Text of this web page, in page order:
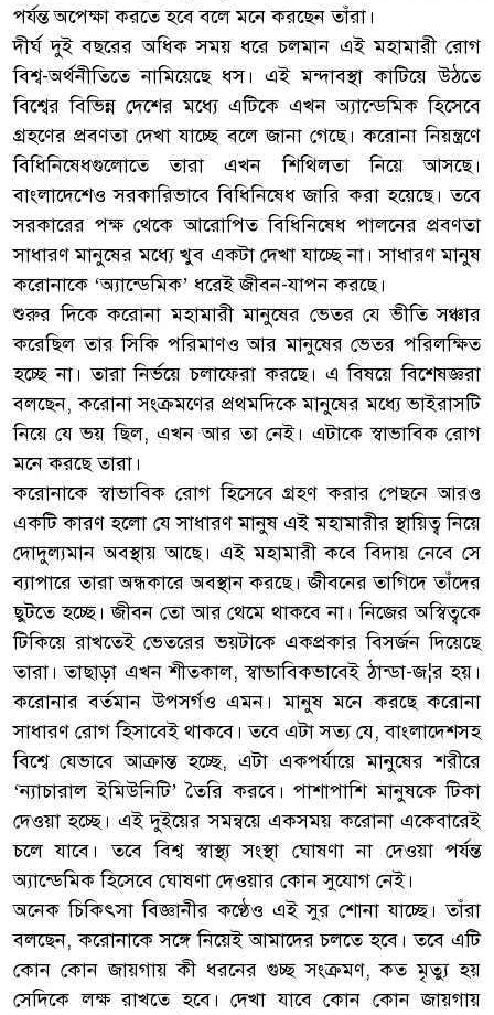
পর্যন্ত অপেক্ষা করতে হবে বলে মনে করছেন তাঁরা।
দীর্ঘ দুই বছরের অধিক সময় ধরে চলমান এই মহামারী রোগ
বিশ্ব-অর্থনীতিতে নামিয়েছে ধস। এই মন্দাবস্থা কাটিয়ে উঠতে
বিশ্বের বিভিন্ন দেশের মধ্যে এটিকে এখন অ্যান্ডেমিক হিসেবে
গ্রহণের প্রবণতা দেখা যাচ্ছে বলে জানা গেছে। করোনা নিয়ন্ত্রণে
বিধিনিষেধগুলোতে তারা এখন শিথিলতা নিয়ে আসছে।
বাংলাদেশেও সরকারিভাবে বিধিনিষেধ জারি করা হয়েছে। তবে
সরকারের পক্ষ থেকে আরোপিত বিধিনিষেধ পালনের প্রবণতা
সাধারণ মানুষের মধ্যে খুব একটা দেখা যাচ্ছে না। সাধারণ মানুষ
করোনাকে ‘অ্যান্ডেমিক’ ধরেই জীবন-যাপন করছে।
শুরুর দিকে করোনা মহামারী মানুষের ভেতর যে ভীতি সঞ্চার
করেছিল তার সিকি পরিমাণও আর মানুষের ভেতর পরিলক্ষিত
হচ্ছে না। তারা নির্ভয়ে চলাফেরা করছে। এ বিষয়ে বিশেষজ্ঞরা
বলছেন, করোনা সংক্রমণের প্রথমদিকে মানুষের মধ্যে ভাইরাসটি
নিয়ে যে ভয় ছিল, এখন আর তা নেই। এটাকে স্বাভাবিক রোগ
মনে করছে তারা।
করোনাকে স্বাভাবিক রোগ হিসেবে গ্রহণ করার পেছনে আরও
একটি কারণ হলো যে সাধারণ মানুষ এই মহামারীর স্থায়িত্ব নিয়ে
দোদুল্যমান অবস্থায় আছে। এই মহামারী কবে বিদায় নেবে সে
ব্যাপারে তারা অন্ধকারে অবস্থান করছে। জীবনের তাগিদে তাঁদের
ছুটতে হচ্ছে। জীবন তো আর থেমে থাকবে না। নিজের অস্বিত্বকে
টিকিয়ে রাখতেই ভেতরের ভয়টাকে একপ্রকার বিসর্জন দিয়েছে
তারা। তাছাড়া এখন শীতকাল, স্বাভাবিকভাবেই ঠান্ডা-জ¦র হয়।
করোনার বর্তমান উপসর্গও এমন। মানুষ মনে করছে করোনা
সাধারণ রোগ হিসাবেই থাকবে। তবে এটা সত্য যে, বাংলাদেশসহ
বিশ্বে যেভাবে আক্রান্ত হচ্ছে, এটা একপর্যায়ে মানুষের শরীরে
‘ন্যাচারাল ইমিউনিটি’ তৈরি করবে। পাশাপাশি মানুষকে টিকা
দেওয়া হচ্ছে। এই দুইয়ের সমন্বয়ে একসময় করোনা একেবারেই
চলে যাবে। তবে বিশ্ব স্বাস্থ্য সংস্থা ঘোষণা না দেওয়া পর্যন্ত
অ্যান্ডেমিক হিসেবে ঘোষণা দেওয়ার কোন সুযোগ নেই।
অনেক চিকিৎসা বিজ্ঞানীর কণ্ঠেও এই সুর শোনা যাচ্ছে। তাঁরা
বলছেন, করোনাকে সঙ্গে নিয়েই আমাদের চলতে হবে। তবে এটি
কোন কোন জায়গায় কী ধরনের গুচ্ছ সংক্রমণ, কত মৃত্যু হয়
সেদিকে লক্ষ রাখতে হবে। দেখা যাবে কোন কোন জায়গায়